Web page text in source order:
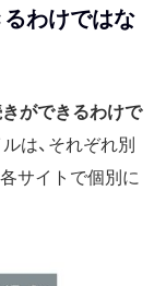
るわけではな
ができるわけで
は、それぞれ別
サイトで個別に